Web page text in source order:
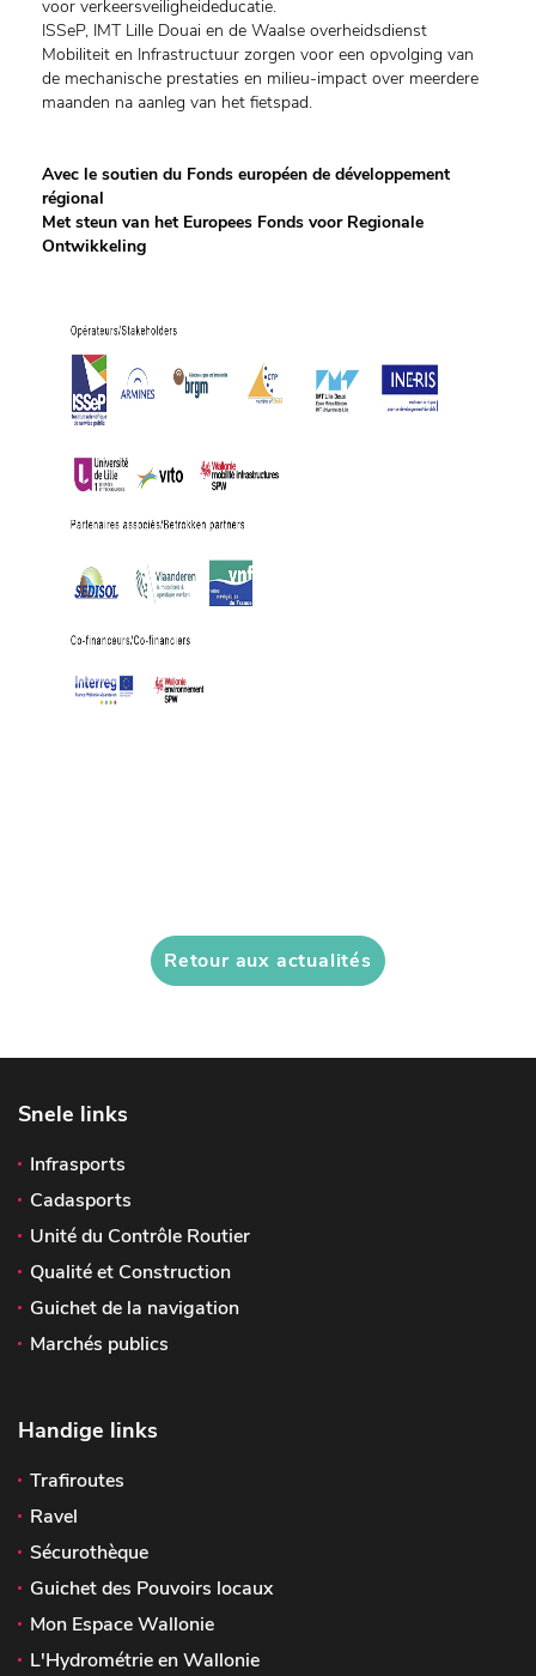
voor verkeersveiligheideducatie.
ISSeP, IMT Lille Douai en de Waalse overheidsdienst
Mobiliteit en Infrastructuur zorgen voor een opvolging van
de mechanische prestaties en milieu-impact over meerdere
maanden na aanleg van het fietspad.
Avec le soutien du Fonds européen de développement
régional
Met steun van het Europees Fonds voor Regionale
Ontwikkeling
Retour aux actualités
Snele links
Infrasports
Cadasports
Unité du Contrôle Routier
Qualité et Construction
Guichet de la navigation
Marchés publics
Handige links
Trafiroutes
Ravel
Sécurothèque
Guichet des Pouvoirs locaux
Mon Espace Wallonie
L'Hydrométrie en Wallonie